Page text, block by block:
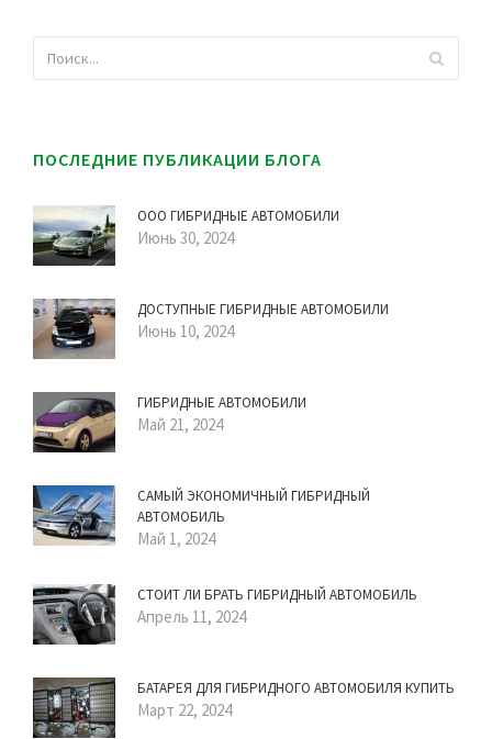
ПОСЛЕДНИЕ ПУБЛИКАЦИИ БЛОГА
ООО ГИБРИДНЫЕ АВТОМОБИЛИ
Июнь 30, 2024
ДОСТУПНЫЕ ГИБРИДНЫЕ АВТОМОБИЛИ
Июнь 10, 2024
ГИБРИДНЫЕ АВТОМОБИЛИ
Май 21, 2024
САМЫЙ ЭКОНОМИЧНЫЙ ГИБРИДНЫЙ
АВТОМОБИЛЬ
Май 1, 2024
СТОИТ ЛИ БРАТЬ ГИБРИДНЫЙ АВТОМОБИЛЬ
Апрель 11, 2024
БАТАРЕЯ ДЛЯ ГИБРИДНОГО АВТОМОБИЛЯ КУПИТЬ
Март 22, 2024